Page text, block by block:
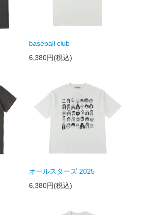
baseball club
6,380円(税込)
オールスターズ 2025
6,380円(税込)